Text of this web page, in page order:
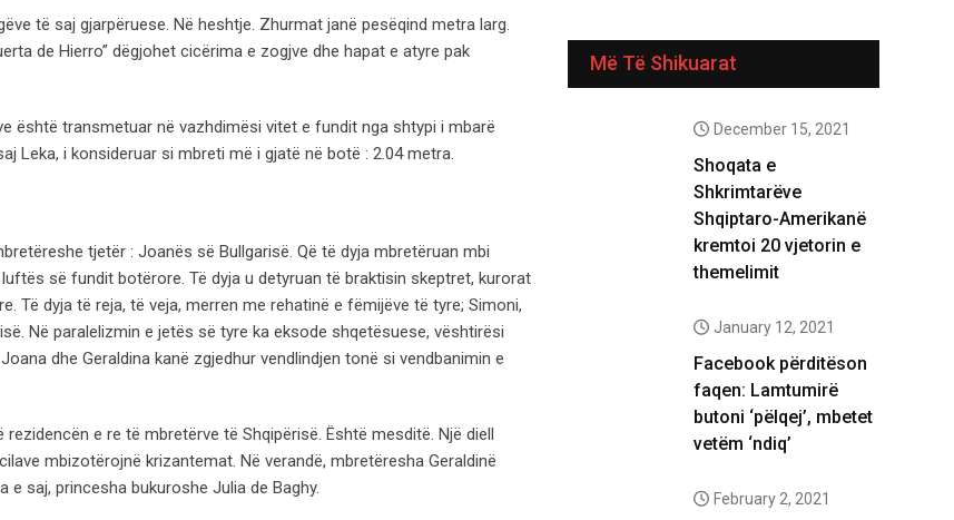
të saj gjarpëruese. Në heshtje. Zhurmat janë pesëqind metra larg.
de Hierro” dëgjohet cicërima e zogjve dhe hapat e atyre pak
është transmetuar në vazhdimësi vitet e fundit nga shtypi i mbarë
Leka, i konsideruar si mbreti më i gjatë në botë : 2.04 metra.
tjetër : Joanës së Bullgarisë. Që të dyja mbretëruan mbi
së fundit botërore. Të dyja u detyruan të braktisin skeptret, kurorat
dyja të reja, të veja, merren me rehatinë e fëmijëve të tyre; Simoni,
Në paralelizmin e jetës së tyre ka eksode shqetësuese, vështirësi
dhe Geraldina kanë zgjedhur vendlindjen tonë si vendbanimin e
e re të mbretërve të Shqipërisë. Është mesditë. Një diell
mbizotërojnë krizantemat. Në verandë, mbretëresha Geraldinë
saj, princesha bukuroshe Julia de Baghy.
Më Të Shikuarat
December 15, 2021
Shoqata e
Shkrimtarëve
Shqiptaro-Amerikanë
kremtoi 20 vjetorin e
themelimit
January 12, 2021
Facebook përditëson
faqen: Lamtumirë
butoni ‘pëlqej’, mbetet
vetëm ‘ndiq’
February 2, 2021